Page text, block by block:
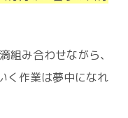
組み合わせながら、
く作業は夢中になれ